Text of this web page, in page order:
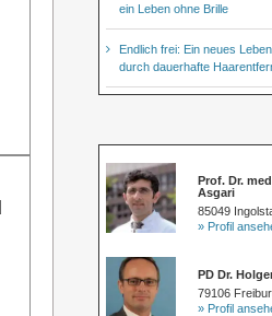
ein Leben ohne Brille
Endlich frei: Ein neues
durch dauerhafte
Prof. Dr.
Asgari
85049
» Profil
PD Dr.
79106
» Profil